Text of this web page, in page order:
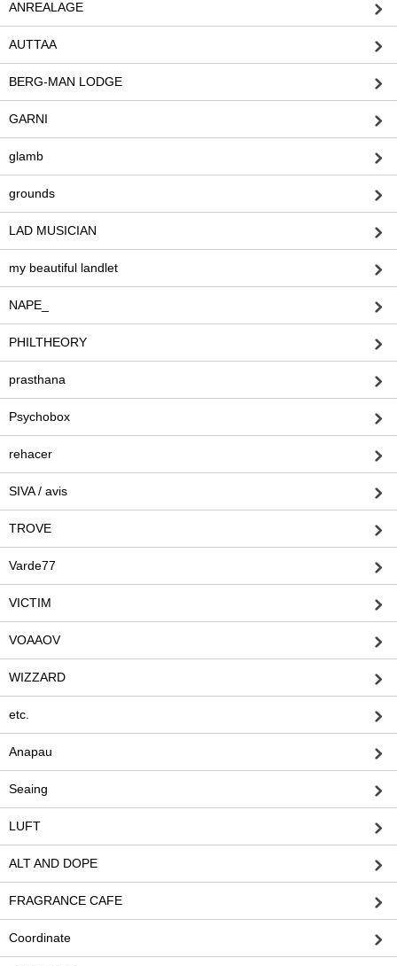
ANREALAGE
AUTTAA
BERG-MAN LODGE
GARNI
glamb
grounds
LAD MUSICIAN
my beautiful landlet
NAPE_
PHILTHEORY
prasthana
Psychobox
rehacer
SIVA / avis
TROVE
Varde77
VICTIM
VOAAOV
WIZZARD
etc.
Anapau
Seaing
LUFT
ALT AND DOPE
FRAGRANCE CAFE
Coordinate